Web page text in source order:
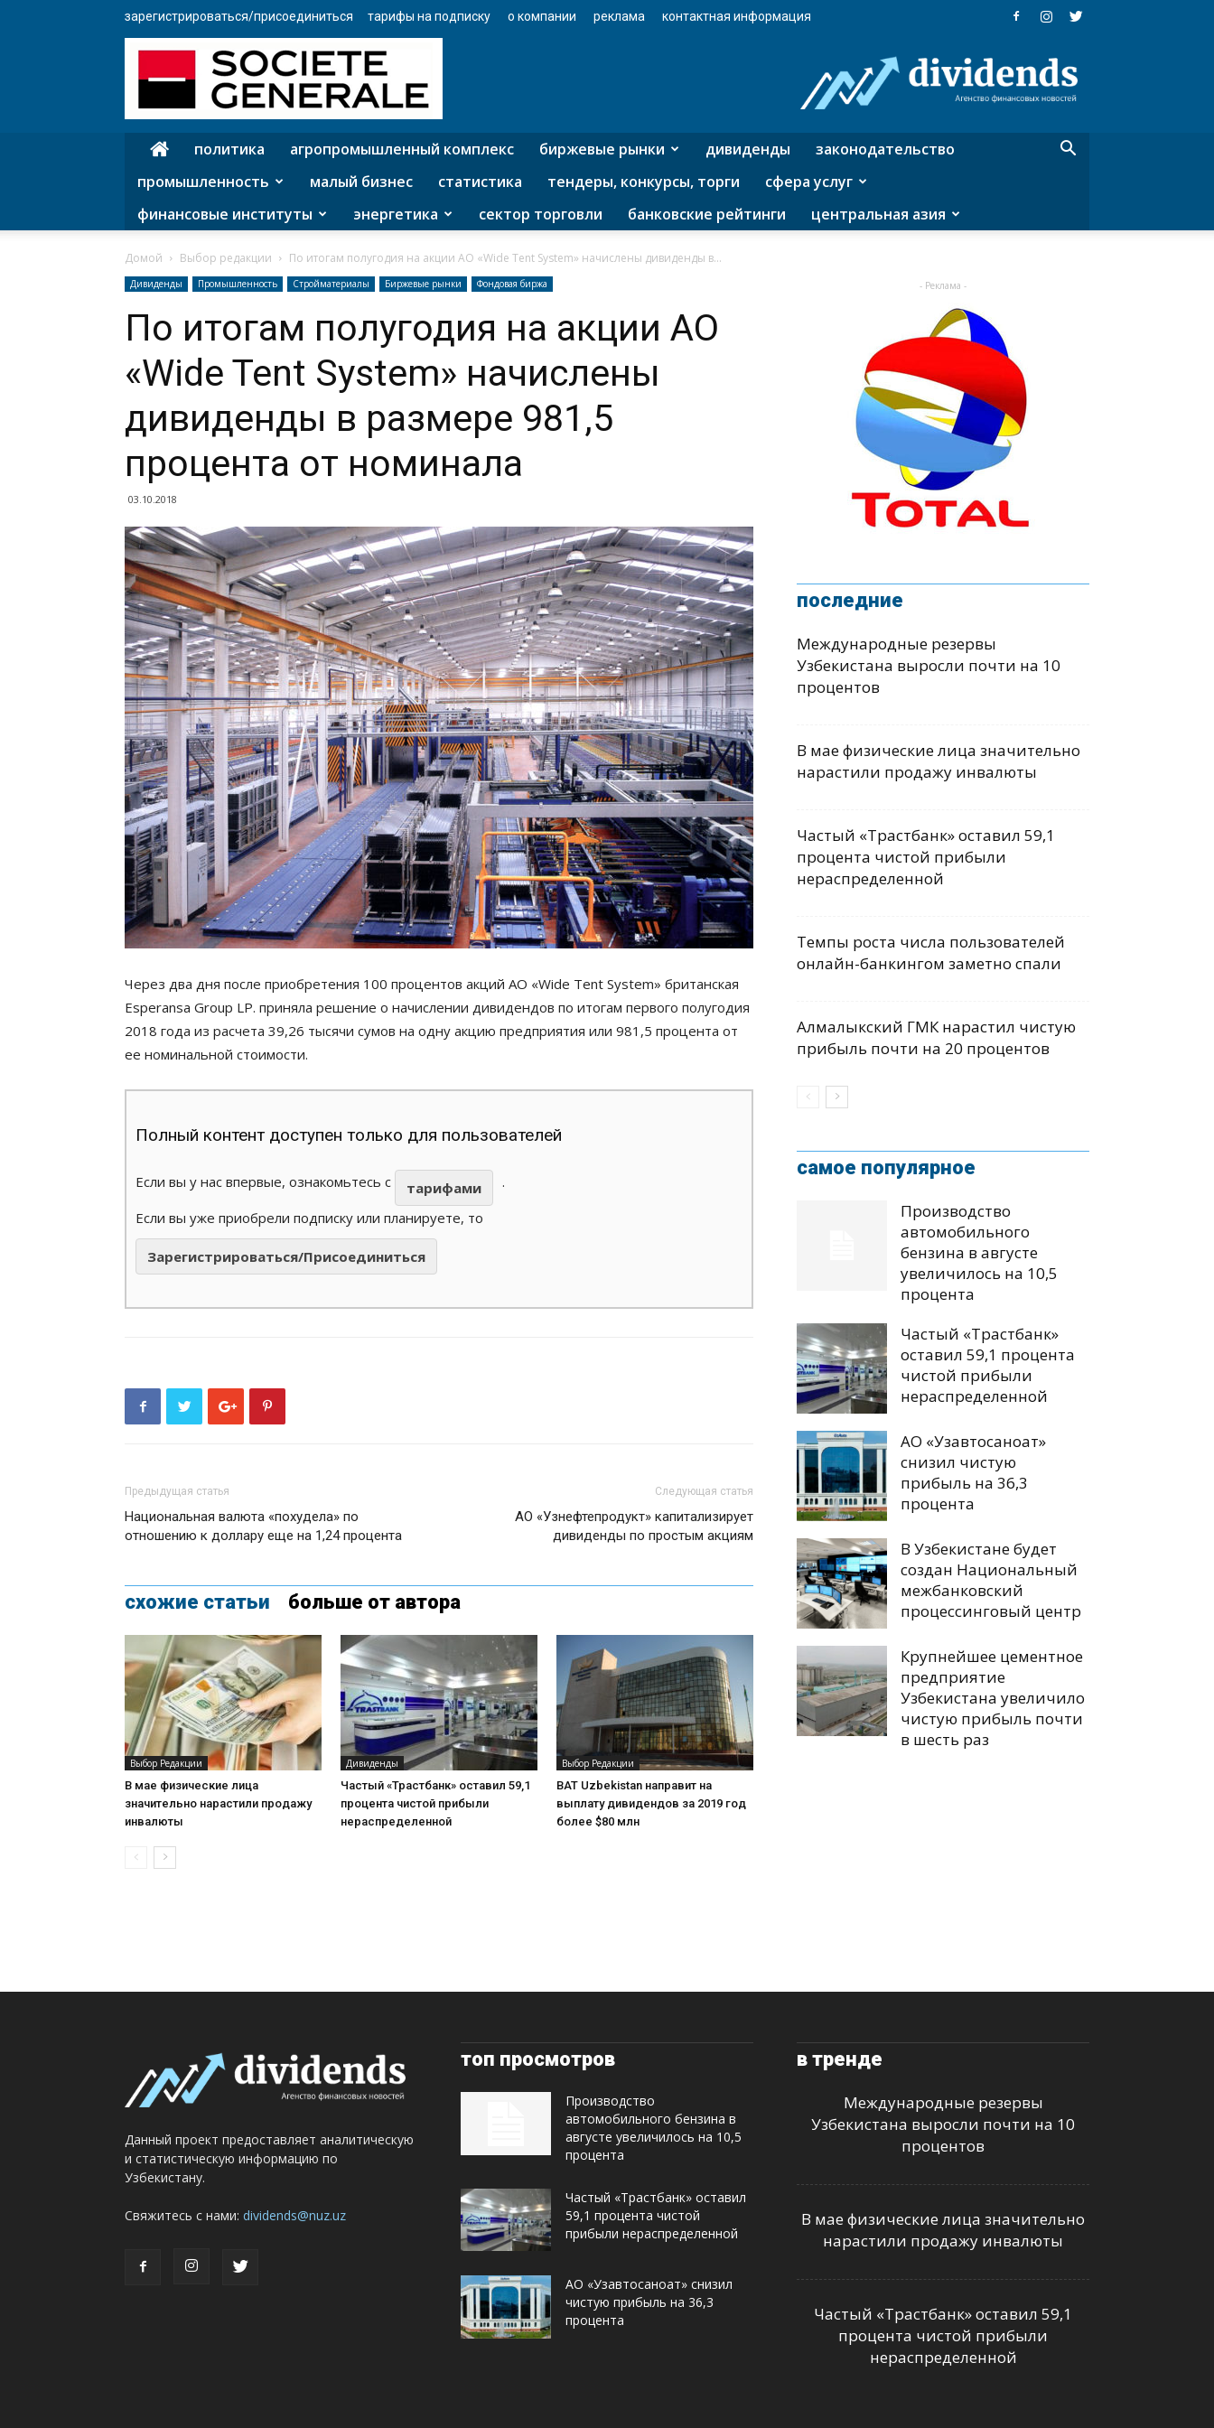
зарегистрироваться/присоединиться тарифы на подписку о компании реклама контактная информация
агентство
финансовых
политика агропромышленный комплекс биржевые рынки дивиденды
законодательство
промышленность
малый бизнес статистика тендеры, конкурсы, торги
сфера услуг
финансовые институты
энергетика сектор торговли банковские рейтинги центральная азия
Домой Выбор редакции По итогам полугодия на акции АО «Wide Tent System» начислены дивиденды в...
Дивиденды Промышленность Стройматериалы Биржевые рынки Фондовая биржа
По итогам полугодия на акции АО
«Wide Tent System» начислены
дивиденды в размере 981,5
процента от номинала
03.10.2018
Через два дня после приобретения 100 процентов акций АО «Wide Tent System» британская
Esperansa Group LP. приняла решение о начислении дивидендов по итогам первого полугодия
2018 года из расчета 39,26 тысячи сумов на одну акцию предприятия или 981,5 процента от
ее номинальной стоимости.
Полный контент доступен только для пользователей
Если вы у нас впервые, ознакомьтесь с тарифами
.
Если вы уже приобрели подписку или планируете, то
Зарегистрироваться/Присоединиться
Предыдущая статья
Национальная валюта «похудела» по
отношению к доллару еще на 1,24 процента
Следующая статья
АО «Узнефтепродукт» капитализирует
дивиденды по простым акциям
схожие статьи больше от автора
Выбор Редакции
В мае физические лица
значительно нарастили продажу
инвалюты
Дивиденды
Частый «Трастбанк» оставил 59,1
процента чистой прибыли
нераспределенной
Выбор Редакции
BAT Uzbekistan направит на
выплату дивидендов за 2019 год
более $80 млн
- Реклама -
последние
Международные резервы
Узбекистана выросли почти на 10
процентов
В мае физические лица значительно
нарастили продажу инвалюты
Частый «Трастбанк» оставил 59,1
процента чистой прибыли
нераспределенной
Темпы роста числа пользователей
онлайн-банкингом заметно спали
Алмалыкский ГМК нарастил чистую
прибыль почти на 20 процентов
самое популярное
Производство
автомобильного
бензина в августе
увеличилось на 10,5
процента
Частый «Трастбанк»
оставил 59,1 процента
чистой прибыли
нераспределенной
АО «Узавтосаноат»
снизил чистую
прибыль на 36,3
процента
В Узбекистане будет
создан Национальный
межбанковский
процессинговый центр
Крупнейшее цементное
предприятие
Узбекистана увеличило
чистую прибыль почти
в шесть раз
Данный проект предоставляет аналитическую
и статистическую информацию по
Узбекистану.
Свяжитесь с нами: dividends@nuz.uz
топ просмотров
Производство
автомобильного бензина в
августе увеличилось на 10,5
процента
Частый «Трастбанк» оставил
59,1 процента чистой
прибыли нераспределенной
АО «Узавтосаноат» снизил
чистую прибыль на 36,3
процента
в тренде
Международные резервы
Узбекистана выросли почти на 10
процентов
В мае физические лица значительно
нарастили продажу инвалюты
Частый «Трастбанк» оставил 59,1
процента чистой прибыли
нераспределенной